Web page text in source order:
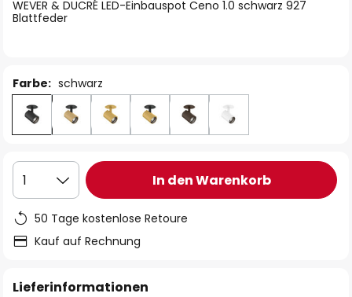
WEVER & DUCRÉ LED-Einbauspot Ceno 1.0 schwarz 927
Blattfeder
Farbe: schwarz
1 In den Warenkorb
50 Tage kostenlose Retoure
Kauf auf Rechnung
Lieferinformationen